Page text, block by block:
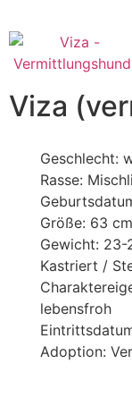
Viza
Geschlecht:
Rasse:
Größe: 63 cm
Gewicht: 23-
Kastriert /
lebensfroh
Adoption: